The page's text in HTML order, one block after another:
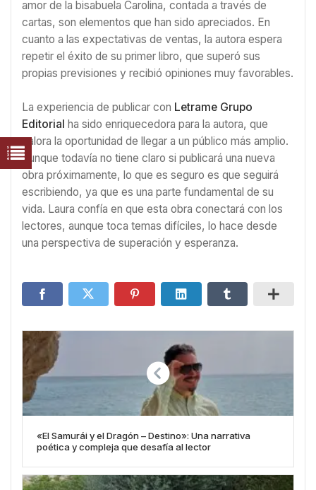
amor de la bisabuela Carolina, contada a través de
cartas, son elementos que han sido apreciados. En
cuanto a las expectativas de ventas, la autora espera
repetir el éxito de su primer libro, que superó sus
propias previsiones y recibió opiniones muy favorables.
La experiencia de publicar con Letrame Grupo
Editorial ha sido enriquecedora para la autora, que
valora la oportunidad de llegar a un público más amplio.
Aunque todavía no tiene claro si publicará una nueva
obra próximamente, lo que es seguro es que seguirá
escribiendo, ya que es una parte fundamental de su
vida. Laura confía en que esta obra conectará con los
lectores, aunque toca temas difíciles, lo hace desde
una perspectiva de superación y esperanza.
«El Samurái y el Dragón – Destino»: Una narrativa
poética y compleja que desafía al lector